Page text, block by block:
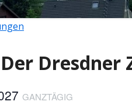
Dresdner
GANZTÄGIG